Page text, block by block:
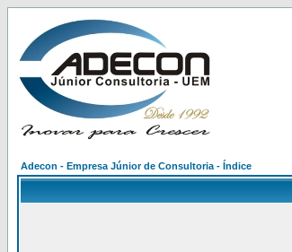
Adecon - Empresa Júnior de Consultoria - Índice